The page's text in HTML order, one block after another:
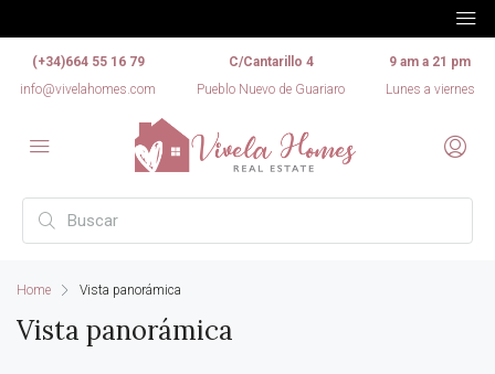
(+34)664 55 16 79
info@vivelahomes.com
C/Cantarillo 4
Pueblo Nuevo de Guariaro
9 am a 21 pm
Lunes a viernes
Home Vista panorámica
Vista panorámica